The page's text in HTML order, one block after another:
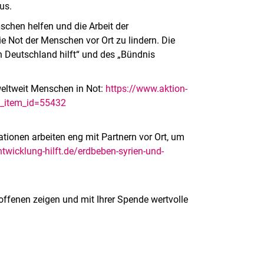
helfen und die Arbeit der
Not der Menschen vor Ort zu lindern. Die
hilft“ und des „Bündnis
Menschen in Not: https://www.aktion-
arbeiten eng mit Partnern vor Ort, um
hilft.de/erdbeben-syrien-und-
zeigen und mit Ihrer Spende wertvolle
Link, öffnet neues Fenster)
(externer Link, öffnet neues Fenster)